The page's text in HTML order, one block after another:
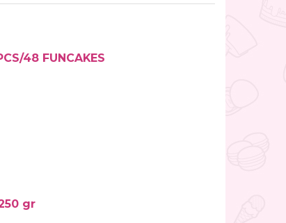
48 FUNCAKES
gr